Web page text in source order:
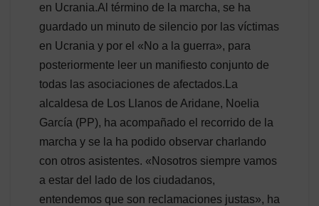
en Ucrania.Al término de la marcha, se ha
guardado un minuto de silencio por las víctimas
en Ucrania y por el «No a la guerra», para
posteriormente leer un manifiesto conjunto de
todas las asociaciones de afectados.La
alcaldesa de Los Llanos de Aridane, Noelia
García (PP), ha acompañado el recorrido de la
marcha y se la ha podido observar charlando
con otros asistentes. «Nosotros siempre vamos
a estar del lado de los ciudadanos,
entendemos que son reclamaciones justas», ha